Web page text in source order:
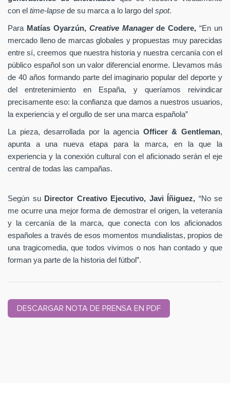
con el time-lapse de su marca a lo largo del spot.
Para Matías Oyarzún, Creative Managerde Codere,“En un
mercado lleno de marcas globales y propuestas muy parecidas
entre sí, creemos que nuestra historia y nuestra cercanía con el
público español son un valor diferencial enorme. Llevamos más
de 40 años formando parte del imaginario popular del deporte y
del entretenimiento en España, y queríamos reivindicar
precisamente eso: la confianza que damos a nuestros usuarios,
la experiencia y el orgullo de ser una marca española”
La pieza, desarrollada por la agencia Officer & Gentleman,
apunta a una nueva etapa para la marca, en la que la
experiencia y la conexión cultural con el aficionado serán el eje
central de todas las campañas.
Según su Director Creativo Ejecutivo, Javi Íñiguez, “No se
me ocurre una mejor forma de demostrar el origen, la veteranía
y la cercanía de la marca, que conecta con los aficionados
españoles a través de esos momentos mundialistas, propios de
una tragicomedia, que todos vivimos o nos han contado y que
forman ya parte de la historia del fútbol”.
DESCARGAR NOTA DE PRENSA EN PDF